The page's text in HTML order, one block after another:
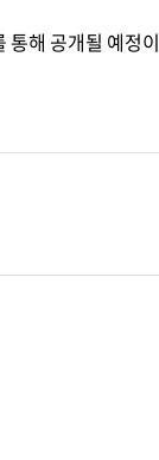
통해 공개될 예정이